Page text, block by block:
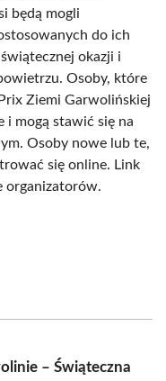
będą mogli
do ich
okazji i
Osoby, które
Ziemi Garwolińskiej
i mogą stawić się na
Osoby nowe lub te,
się online. Link
organizatorów.
– Świąteczna